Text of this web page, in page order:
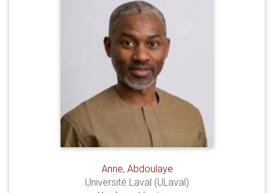
Anne, Abdoulaye
Université Laval (ULaval)